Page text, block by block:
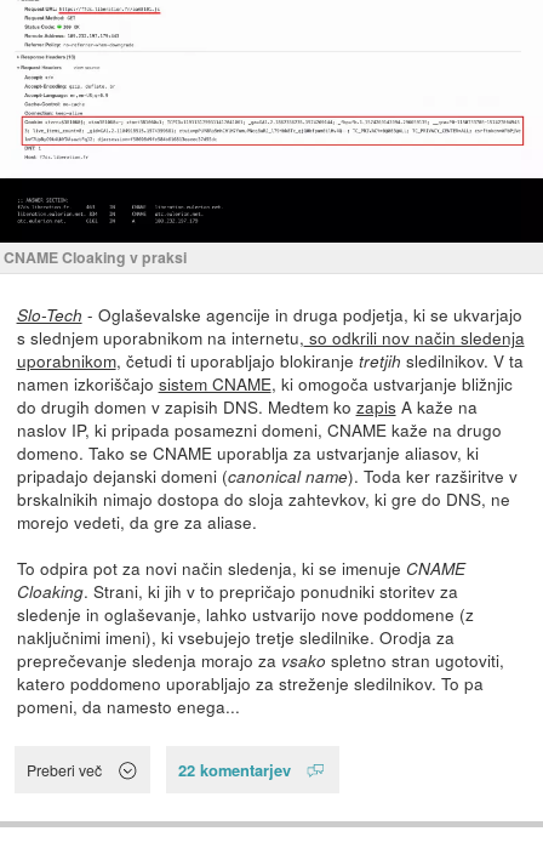
CNAME Cloaking v praksi
Slo-Tech - Oglaševalske agencije in druga podjetja, ki se ukvarjajo
s slednjem uporabnikom na internetu, so odkrili nov način sledenja
uporabnikom, četudi ti uporabljajo blokiranje tretjih sledilnikov. V ta
namen izkoriščajo sistem CNAME, ki omogoča ustvarjanje bližnjic
do drugih domen v zapisih DNS. Medtem ko zapisA kaže na
naslov IP, ki pripada posamezni domeni, CNAME kaže na drugo
domeno. Tako se CNAME uporablja za ustvarjanje aliasov, ki
pripadajo dejanski domeni (canonical name). Toda ker razširitve v
brskalnikih nimajo dostopa do sloja zahtevkov, ki gre do DNS, ne
morejo vedeti, da gre za aliase.
To odpira pot za novi način sledenja, ki se imenuje CNAME
Cloaking. Strani, ki jih v to prepričajo ponudniki storitev za
sledenje in oglaševanje, lahko ustvarijo nove poddomene (z
naključnimi imeni), ki vsebujejo tretje sledilnike. Orodja za
preprečevanje sledenja morajo za vsako spletno stran ugotoviti,
katero poddomeno uporabljajo za streženje sledilnikov. To pa
pomeni, da namesto enega...
Preberi več 22 komentarjev